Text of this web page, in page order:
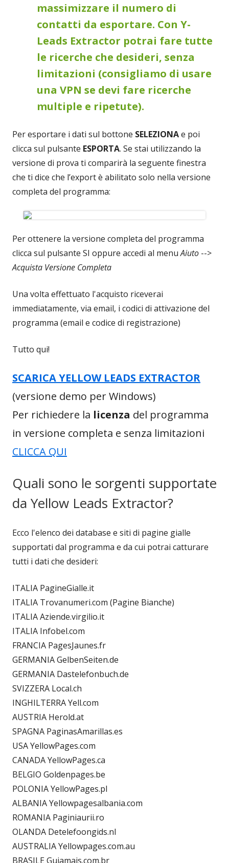
massimizzare il numero di
contatti da esportare. Con Y-
Leads Extractor potrai fare tutte
le ricerche che desideri, senza
limitazioni (consigliamo di usare
una VPN se devi fare ricerche
multiple e ripetute).
Per esportare i dati sul bottone SELEZIONAe poi
clicca sul pulsante ESPORTA. Se stai utilizzando la
versione di prova ti comparirà la seguente finestra
che ti dice che l’export è abilitato solo nella versione
completa del programma:
Per ottenere la versione completa del programma
clicca sul pulsante SI oppure accedi al menuAiuto -->
Acquista Versione Completa
Una volta effettuato l'acquisto riceverai
immediatamente, via email, i codici di attivazione del
programma (email e codice di registrazione)
Tutto qui!
SCARICA YELLOW LEADS EXTRACTOR
(versione demo per Windows)
Per richiedere la licenza del programma
in versione completa e senza limitazioni
CLICCA QUI
Quali sono le sorgenti supportate
da Yellow Leads Extractor?
Ecco l'elenco dei database e siti di pagine gialle
supportati dal programma e da cui potrai catturare
tutti i dati che desideri:
ITALIA PagineGialle.it
ITALIA Trovanumeri.com (Pagine Bianche)
ITALIA Aziende.virgilio.it
ITALIA Infobel.com
FRANCIA PagesJaunes.fr
GERMANIA GelbenSeiten.de
GERMANIA Dastelefonbuch.de
SVIZZERA Local.ch
INGHILTERRA Yell.com
AUSTRIA Herold.at
SPAGNA PaginasAmarillas.es
USA YellowPages.com
CANADA YellowPages.ca
BELGIO Goldenpages.be
POLONIA YellowPages.pl
ALBANIA Yellowpagesalbania.com
ROMANIA Paginiaurii.ro
OLANDA Detelefoongids.nl
AUSTRALIA Yellowpages.com.au
BRASILE Guiamais.com.br